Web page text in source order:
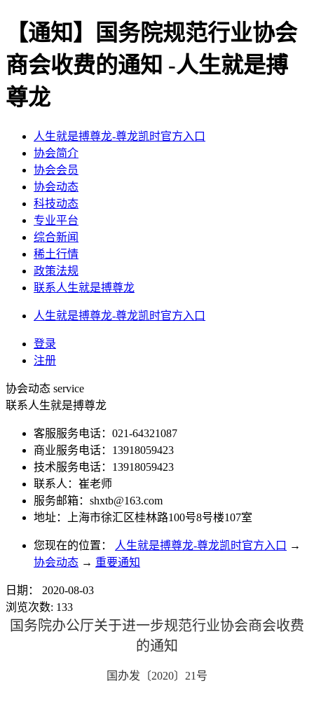
【通知】国务院规范行业协会
商会收费的通知 -人生就是搏
尊龙
人生就是搏尊龙-尊龙凯时官方入口
协会简介
协会会员
协会动态
科技动态
专业平台
综合新闻
稀土行情
政策法规
联系人生就是搏尊龙
人生就是搏尊龙-尊龙凯时官方入口
登录
注册
协会动态 service
联系人生就是搏尊龙
客服服务电话：021-64321087
商业服务电话：13918059423
技术服务电话：13918059423
联系人：崔老师
服务邮箱： shxtb@163.com
地址：上海市徐汇区桂林路100号8号楼107室
您现在的位置： 人生就是搏尊龙-尊龙凯时官方入口 →
协会动态 → 重要通知
日期：
2020-08-03
浏览次数: 133
国务院办公厅关于进一步规范行业协会商会收费
的通知
国办发〔2020〕21号